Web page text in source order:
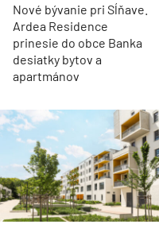
Nové bývanie pri Sĺňave.
Ardea Residence
prinesie do obce Banka
desiatky bytov a
apartmánov